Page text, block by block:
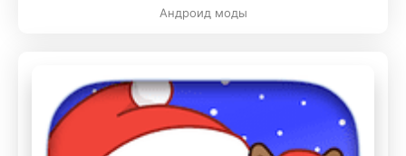
Андроид моды